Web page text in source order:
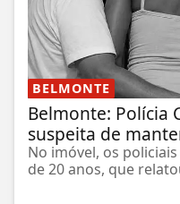
BELMONTE
Belmonte: Polícia
suspeita de
No imóvel, os
de 20 anos, que